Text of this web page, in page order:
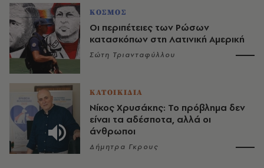
ΚΟΣΜΟΣ
Οι περιπέτειες των Ρώσων
κατασκόπων στη Λατινική Αμερική
Σώτη Τριανταφύλλου
ΚΑΤΟΙΚΙΔΙΑ
Νίκος Χρυσάκης: Το πρόβλημα δεν
είναι τα αδέσποτα, αλλά οι
άνθρωποι
Δήμητρα Γκρους